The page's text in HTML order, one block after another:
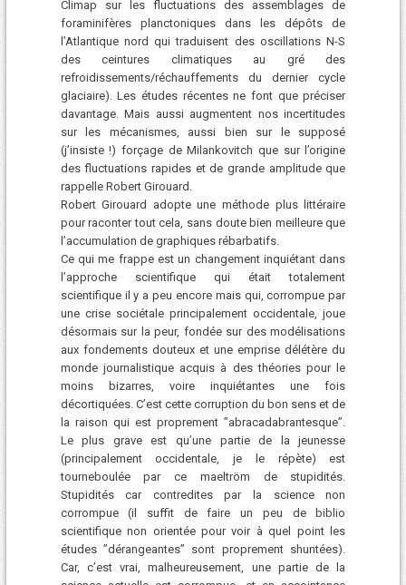
Climap sur les fluctuations des assemblages de
foraminifères planctoniques dans les dépôts de
l’Atlantique nord qui traduisent des oscillations N-S
des ceintures climatiques au gré des
refroidissements/réchauffements du dernier cycle
glaciaire). Les études récentes ne font que préciser
davantage. Mais aussi augmentent nos incertitudes
sur les mécanismes, aussi bien sur le supposé
(j’insiste !) forçage de Milankovitch que sur l’origine
des fluctuations rapides et de grande amplitude que
rappelle Robert Girouard.
Robert Girouard adopte une méthode plus littéraire
pour raconter tout cela, sans doute bien meilleure que
l’accumulation de graphiques rébarbatifs.
Ce qui me frappe est un changement inquiétant dans
l’approche scientifique qui était totalement
scientifique il y a peu encore mais qui, corrompue par
une crise sociétale principalement occidentale, joue
désormais sur la peur, fondée sur des modélisations
aux fondements douteux et une emprise délétère du
monde journalistique acquis à des théories pour le
moins bizarres, voire inquiétantes une fois
décortiquées. C’est cette corruption du bon sens et de
la raison qui est proprement ”abracadabrantesque”.
Le plus grave est qu’une partie de la jeunesse
(principalement occidentale, je le répète) est
tourneboulée par ce maeltröm de stupidités.
Stupidités car contredites par la science non
corrompue (il suffit de faire un peu de biblio
scientifique non orientée pour voir à quel point les
études ”dérangeantes” sont proprement shuntées).
Car, c’est vrai, malheureusement, une partie de la